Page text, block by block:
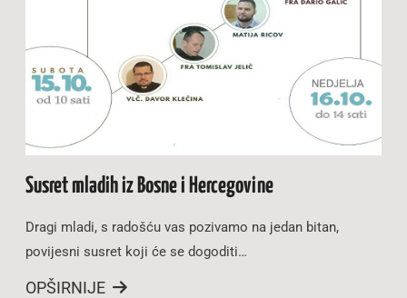
Susret mladih iz Bosne i Hercegovine
Dragi mladi, s radošću vas pozivamo na jedan bitan,
povijesni susret koji će se dogoditi…
OPŠIRNIJE